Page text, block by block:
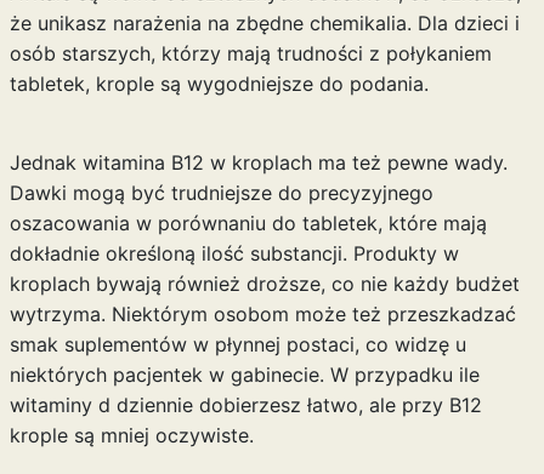
że unikasz narażenia na zbędne chemikalia. Dla dzieci i
osób starszych, którzy mają trudności z połykaniem
tabletek, krople są wygodniejsze do podania.
Jednak witamina B12 w kroplach ma też pewne wady.
Dawki mogą być trudniejsze do precyzyjnego
oszacowania w porównaniu do tabletek, które mają
dokładnie określoną ilość substancji. Produkty w
kroplach bywają również droższe, co nie każdy budżet
wytrzyma. Niektórym osobom może też przeszkadzać
smak suplementów w płynnej postaci, co widzę u
niektórych pacjentek w gabinecie. W przypadku ile
witaminy d dzienniedobierzesz łatwo, ale przy B12
krople są mniej oczywiste.